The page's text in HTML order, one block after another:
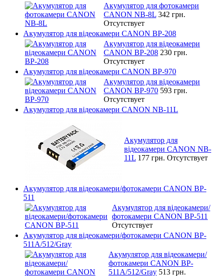
Акумулятор для фотокамери
CANON NB-8L 342 грн.
Отсутствует
Акумулятор для відеокамери CANON BP-208
Акумулятор для відеокамери
CANON BP-208 230 грн.
Отсутствует
Акумулятор для відеокамери CANON BP-970
Акумулятор для відеокамери
CANON BP-970 593 грн.
Отсутствует
Акумулятор для відеокамери CANON NB-11L
Акумулятор для
відеокамери CANON NB-
11L 177 грн. Отсутствует
Акумулятор для відеокамери/фотокамери CANON BP-
511
Акумулятор для відеокамери/
фотокамери CANON BP-511
Отсутствует
Акумулятор для відеокамери/фотокамери CANON BP-
511A/512/Gray
Акумулятор для відеокамери/
фотокамери CANON BP-
511A/512/Gray 513 грн.